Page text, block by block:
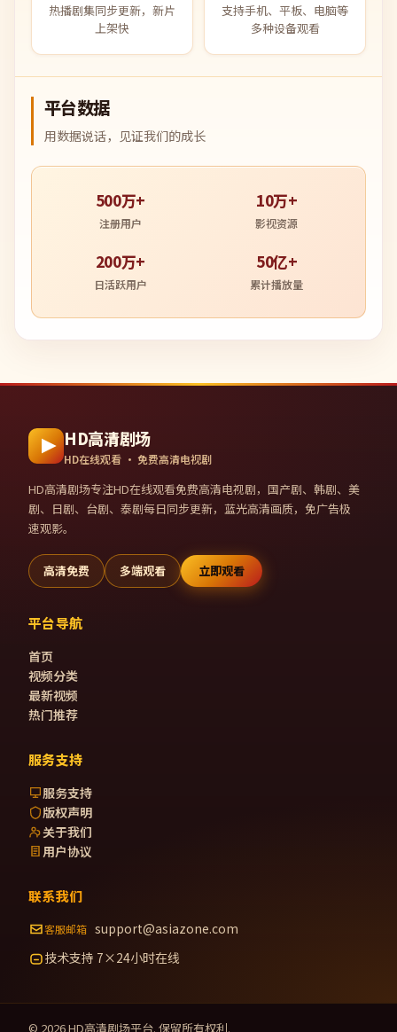
热播剧集同步更新，新片
上架快
支持手机、平板、电脑等
多种设备观看
平台数据
用数据说话，见证我们的成长
500万+
注册用户
10万+
影视资源
200万+
日活跃用户
50亿+
累计播放量
HD高清剧场
HD在线观看 · 免费高清电视剧
HD高清剧场专注HD在线观看免费高清电视剧，国产剧、韩剧、美
剧、日剧、台剧、泰剧每日同步更新，蓝光高清画质，免广告极
速观影。
高清免费 多端观看 立即观看
平台导航
首页
视频分类
最新视频
热门推荐
服务支持
服务支持
版权声明
关于我们
用户协议
联系我们
客服邮箱 support@asiazone.com
技术支持 7×24小时在线
© 2026HD高清剧场平台. 保留所有权利.